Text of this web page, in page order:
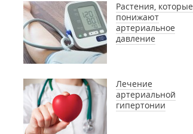
Растения, которые
понижают
артериальное
давление
Лечение
артериальной
гипертонии